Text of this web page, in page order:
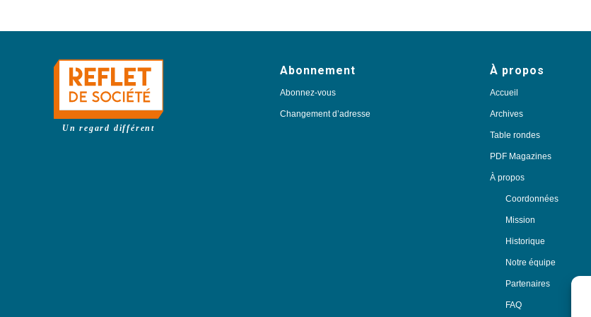
Un regard différent
Abonnement
Abonnez-vous
Changement d’adresse
À propos
Accueil
Archives
Table rondes
PDF Magazines
À propos
Coordonnées
Mission
Historique
Notre équipe
Partenaires
FAQ